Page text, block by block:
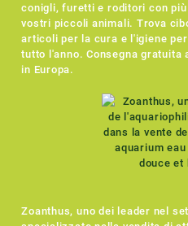
conigli, furetti e roditori con
vostri piccoli animali. Trova
articoli per la cura e l'igiene
tutto l'anno. Consegna gratuita
in Europa.
Zoanthus, uno dei leader nel